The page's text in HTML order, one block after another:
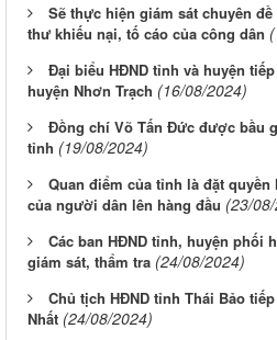
Sẽ thực hiện giám sát chuyên
thư khiếu nại, tố cáo của công dân
Đại biểu HĐND tỉnh và huyện
huyện Nhơn Trạch (16/08/2024)
Đồng chí Võ Tấn Đức được bầu
tỉnh (19/08/2024)
Quan điểm của tỉnh là đặt
của người dân lên hàng đầu (23/
Các ban HĐND tỉnh, huyện phối
giám sát, thẩm tra (24/08/2024)
Chủ tịch HĐND tỉnh Thái Bảo
Nhất (24/08/2024)